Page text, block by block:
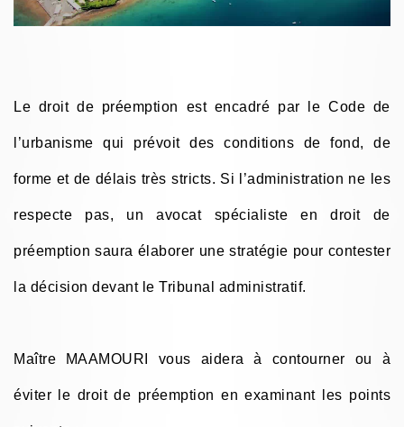
Le droit de préemption est encadré par le Code de
l’urbanisme qui prévoit des conditions de fond, de
forme et de délais très stricts. Si l’administration ne les
respecte pas, un avocat spécialiste en droit de
préemption saura élaborer une stratégie pour contester
la décision devant le Tribunal administratif.
Maître MAAMOURI vous aidera à contourner ou à
éviter le droit de préemption en examinant les points